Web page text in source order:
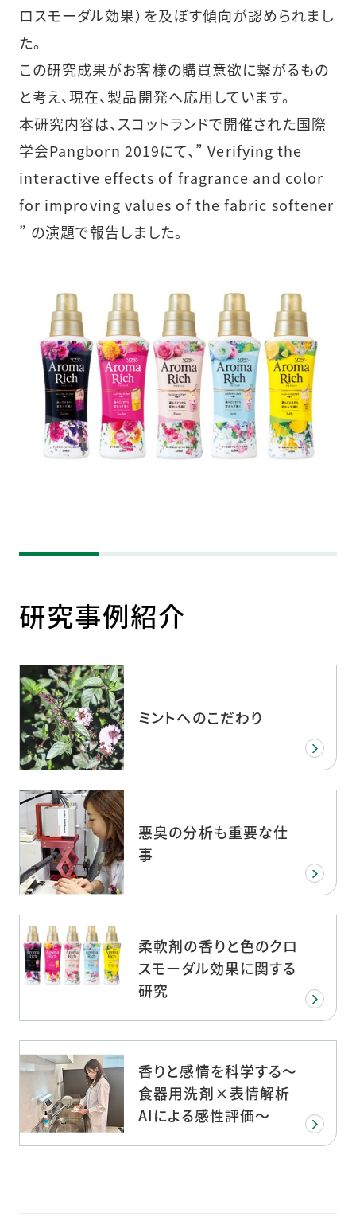
ロスモーダル効果）を及ぼす傾向が認められまし
た。
この研究成果がお客様の購買意欲に繋がるもの
と考え、現在、製品開発へ応用しています。
本研究内容は、スコットランドで開催された国際
学会Pangborn 2019にて、” Verifying the
interactive effects of fragrance and color
for improving values of the fabric softener
” の演題で報告しました。
研究事例紹介
ミントへのこだわり
悪臭の分析も重要な仕
事
柔軟剤の香りと色のクロ
スモーダル効果に関する
研究
香りと感情を科学する～
食器用洗剤×表情解析
AIによる感性評価～